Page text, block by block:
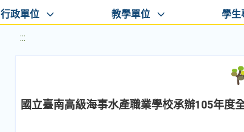
行政單位 教學單位 學生
:::
國立臺南高級海事水產職業學校承辦105年度